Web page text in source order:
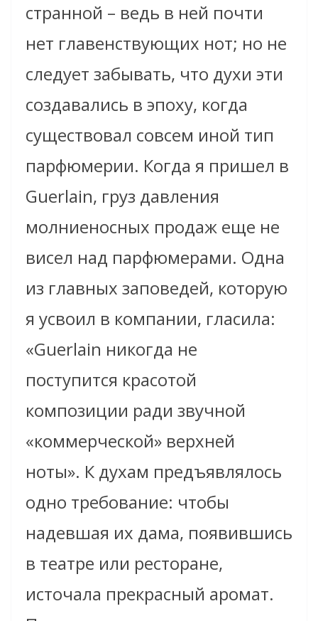
странной – ведь в ней почти
нет главенствующих нот; но не
следует забывать, что духи эти
создавались в эпоху, когда
существовал совсем иной тип
парфюмерии. Когда я пришел в
Guerlain, груз давления
молниеносных продаж еще не
висел над парфюмерами. Одна
из главных заповедей, которую
я усвоил в компании, гласила:
«Guerlain никогда не
поступится красотой
композиции ради звучной
«коммерческой» верхней
ноты». К духам предъявлялось
одно требование: чтобы
надевшая их дама, появившись
в театре или ресторане,
источала прекрасный аромат.